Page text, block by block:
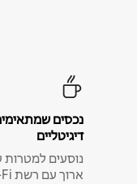
נכסים
דיגיטליים
נוסעים
ארוך עם רשת Wi-Fi מהירה וחללי עבודה ייעודיים.